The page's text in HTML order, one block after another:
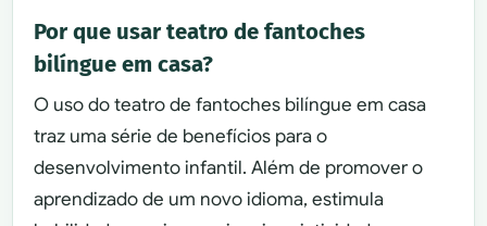
Por que usar teatro de fantoches
bilíngue em casa?
O uso do teatro de fantoches bilíngue em casa
traz uma série de benefícios para o
desenvolvimento infantil. Além de promover o
aprendizado de um novo idioma, estimula